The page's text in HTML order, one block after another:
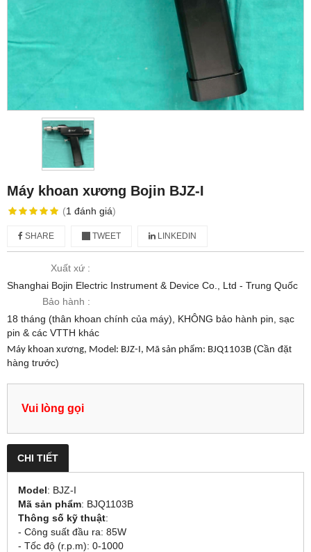
Máy khoan xương Bojin BJZ-I
(1 đánh giá)
SHARE TWEET LINKEDIN
Xuất xứ :
Shanghai Bojin Electric Instrument & Device Co., Ltd - Trung Quốc
Bảo hành :
18 tháng (thân khoan chính của máy), KHÔNG bảo hành pin, sạc
pin & các VTTH khác
Máy khoan xương, Model: BJZ-I, Mã sản phẩm: BJQ1103B (Cần đặt
hàng trước)
Vui lòng gọi
CHI TIẾT
Model: BJZ-I
Mã sản phẩm: BJQ1103B
Thông số kỹ thuật:
- Công suất đầu ra: 85W
- Tốc độ (r.p.m): 0-1000